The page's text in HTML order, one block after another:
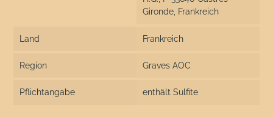
Gironde, Frankreich
Land Frankreich
Region Graves AOC
Pflichtangabe enthält Sulfite